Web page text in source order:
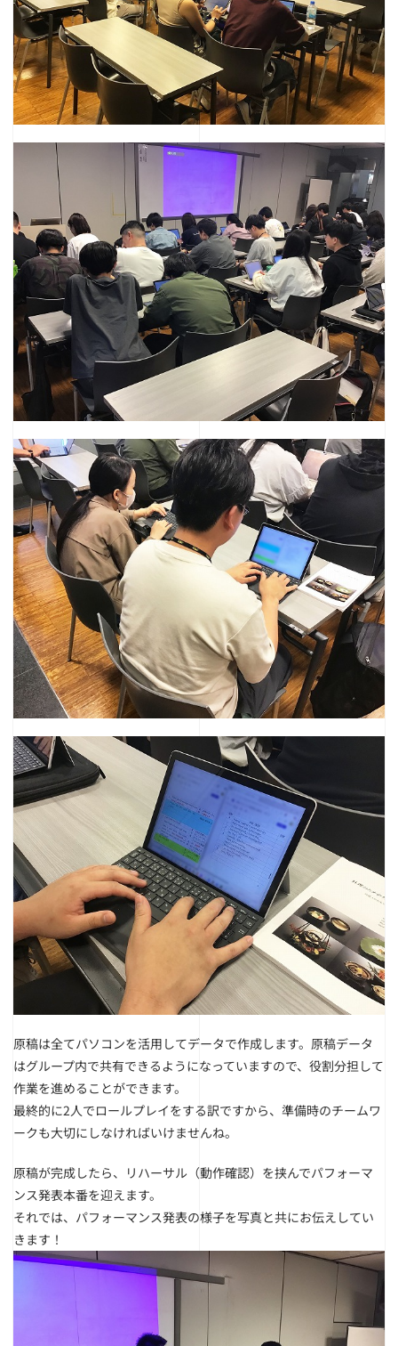
原稿は全てパソコンを活用してデータで作成します。 原稿データ
はグループ内で共有できるようになっていますので、役割分担して
作業を進めることができます。
最終的に2人でロールプレイをする訳ですから、準備時のチームワ
ークも大切にしなければいけませんね。
原稿が完成したら、リハーサル（動作確認）を挟んでパフォーマ
ンス発表本番を迎えます。
それでは、パフォーマンス発表の様子を写真と共にお伝えしてい
きます！